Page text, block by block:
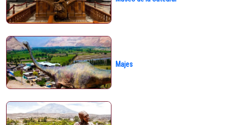
Majes